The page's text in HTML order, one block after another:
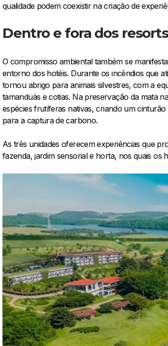
qualidade podem coexistir na criação de
Dentro e fora dos resorts
O compromisso ambiental também se
entorno dos hotéis. Durante os incêndios que
tornou abrigo para animais silvestres, com a
tamanduás e cotias. Na preservação da mata
espécies frutíferas nativas, criando um
para a captura de carbono.
As três unidades oferecem experiências que
fazenda, jardim sensorial e horta, nos quais os